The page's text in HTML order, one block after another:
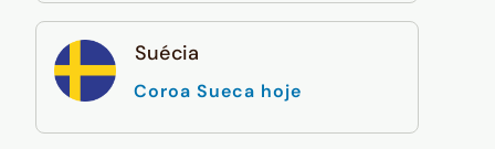
Suécia
Coroa Sueca hoje